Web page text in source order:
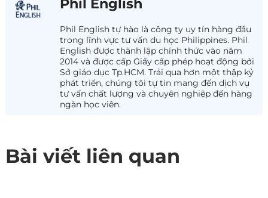
Phil English
Phil English tự hào là công ty uy tín hàng đầu
trong lĩnh vực tư vấn du học Philippines. Phil
English được thành lập chính thức vào năm
2014 và được cấp Giấy cấp phép hoạt động bởi
Sở giáo dục Tp.HCM. Trải qua hơn một thập kỷ
phát triển, chúng tôi tự tin mang đến dịch vụ
tư vấn chất lượng và chuyên nghiệp đến hàng
ngàn học viên.
Bài viết liên quan